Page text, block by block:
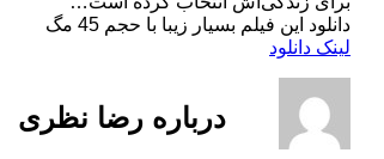
دانلود این فیلم بسیار زیبا با حجم 45 مگ
لینک دانلود
درباره رضا نظری